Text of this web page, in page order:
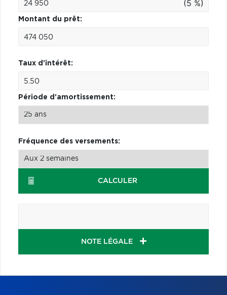
(5 %)
Montant du prêt:
Taux d'intérêt:
Période d'amortissement:
Fréquence des versements:
CALCULER
NOTE LÉGALE